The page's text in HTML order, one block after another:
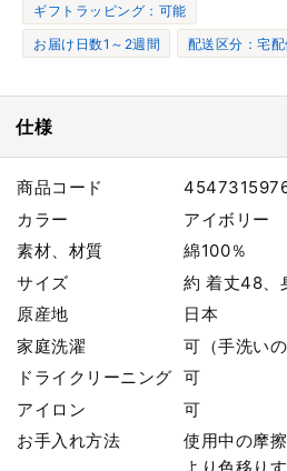
ギフトラッピング：可能
お届け日数1～2週間
配送区分：宅
仕様
商品コード
カラー
アイボリー
素材、材質
綿100％
サイズ
約 着丈48、
原産地
日本
家庭洗濯
可（手洗いの
ドライクリーニング
可
アイロン
可
お手入れ方法
使用中の摩